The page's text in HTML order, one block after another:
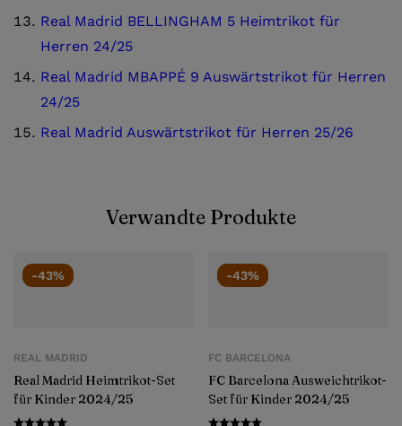
Real Madrid BELLINGHAM 5 Heimtrikot für
Herren 24/25
Real Madrid MBAPPÉ 9 Auswärtstrikot für Herren
24/25
Real Madrid Auswärtstrikot für Herren 25/26
Verwandte Produkte
-43%
REAL MADRID
Real Madrid Heimtrikot-Set
für Kinder 2024/25
-43%
FC BARCELONA
FC Barcelona Ausweichtrikot-
Set für Kinder 2024/25